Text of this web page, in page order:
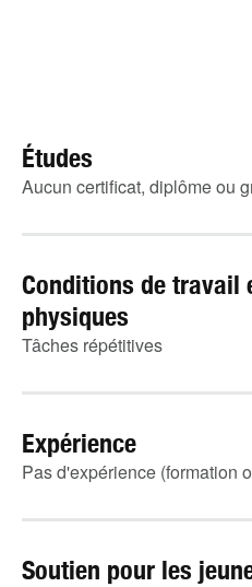
Études
Aucun certificat, diplôme ou
Conditions de travail
physiques
Tâches répétitives
Expérience
Pas d'expérience (formation
Soutien pour les